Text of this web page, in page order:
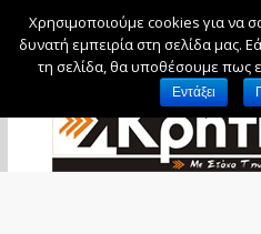
Παρασκευή, 7
Χρησιμοποιούμε cookies για να
δυνατή εμπειρία στη σελίδα μας.
τη σελίδα, θα υποθέσουμε πως
Εντάξει